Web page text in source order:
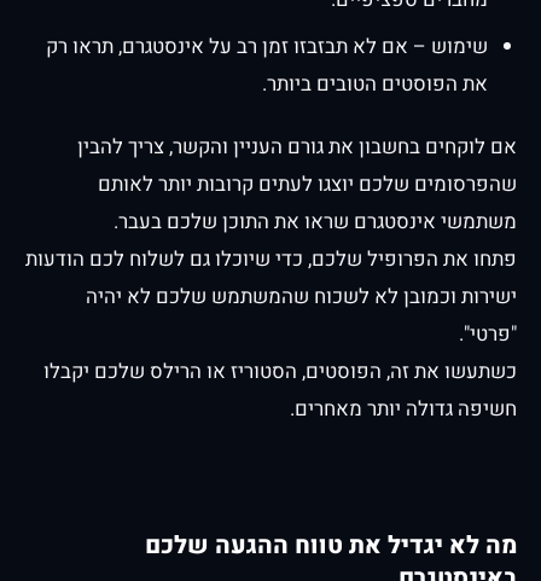
שימוש – אם לא תבזבזו זמן רב על אינסטגרם, תראו רק
את הפוסטים הטובים ביותר.
אם לוקחים בחשבון את גורם העניין והקשר, צריך להבין
שהפרסומים שלכם יוצגו לעתים קרובות יותר לאותם
משתמשי אינסטגרם שראו את התוכן שלכם בעבר.
פתחו את הפרופיל שלכם, כדי שיוכלו גם לשלוח לכם הודעות
ישירות וכמובן לא לשכוח שהמשתמש שלכם לא יהיה
"פרטי".
כשתעשו את זה, הפוסטים, הסטוריז או הרילס שלכם יקבלו
חשיפה גדולה יותר מאחרים.
מה לא יגדיל את טווח ההגעה שלכם